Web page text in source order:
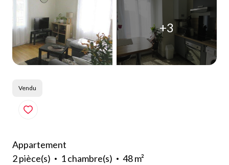
+3
Vendu
Appartement
2 pièce(s)
1 chambre(s) 48 m²